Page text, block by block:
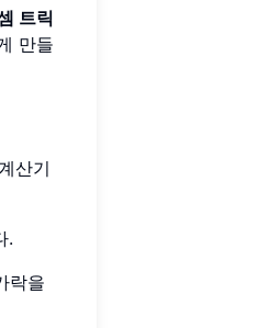
트릭
만들
산기
.
락을